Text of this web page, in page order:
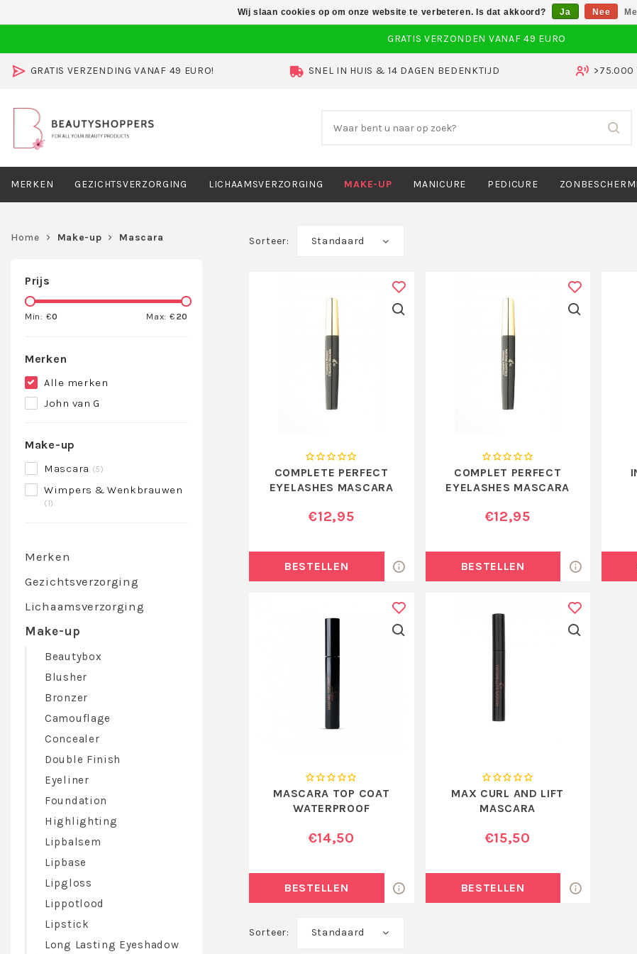
GRATIS VERZENDING VANAF 49 EURO! SNEL IN HUIS & 14 DAGEN BEDENKTIJD >75.000
MERKEN GEZICHTSVERZORGING LICHAAMSVERZORGING MAKE-UP MANICURE PEDICURE
Home Make-up Mascara
Prijs
Min: €0 Max: € 20
Merken
Alle merken
John van G
Make-up
Mascara (5)
Wimpers & Wenkbrauwen
(1)
Merken
Gezichtsverzorging
Lichaamsverzorging
Make-up
Beautybox
Blusher
Bronzer
Camouflage
Concealer
Double Finish
Eyeliner
Foundation
Highlighting
Lipbalsem
Lipbase
Lipgloss
Lippotlood
Lipstick
Long Lasting Eyeshadow
Sorteer: Standaard
COMPLETE PERFECT
EYELASHES MASCARA
€12,95
BESTELLEN
COMPLET PERFECT
EYELASHES MASCARA
€12,95
BESTELLEN
MASCARA TOP COAT
WATERPROOF
€14,50
BESTELLEN
MAX CURL AND LIFT
MASCARA
€15,50
BESTELLEN
Sorteer: Standaard
Wij slaan cookies op om onze website te verbeteren. Is dat akkoord? Ja Nee